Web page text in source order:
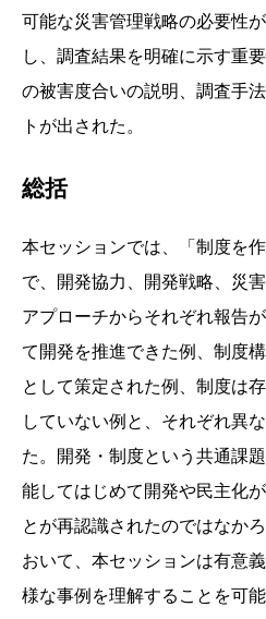
可能な災害管理戦略の必要性
し、調査結果を明確に示す重
の被害度合いの説明、調査手
トが出された。
総括
本セッションでは、「制度を
で、開発協力、開発戦略、災
アプローチからそれぞれ報告
て開発を推進できた例、制度
として策定された例、制度は
していない例と、それぞれ異
た。開発・制度という共通課
能してはじめて開発や民主化
とが再認識されたのではなか
おいて、本セッションは有意
様な事例を理解することを可